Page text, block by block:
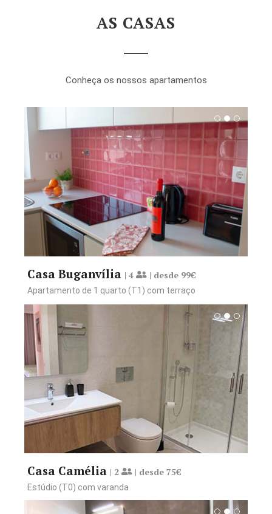
AS CASAS
Conheça os nossos apartamentos
Reservar desde 99€
Ver Comodidades
Casa Buganvília | 4 | desde 99€
Apartamento de 1 quarto (T1) com terraço
Reservar desde 75€
Ver Comodidades
Casa Camélia | 2 | desde 75€
Estúdio (T0) com varanda